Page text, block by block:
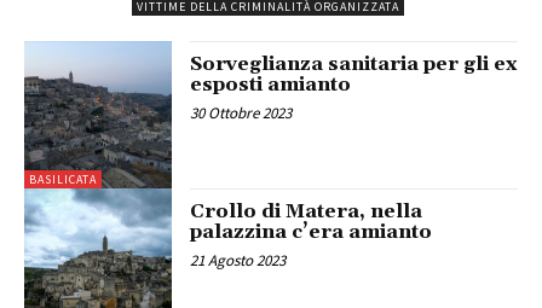
VITTIME DELLA CRIMINALITÀ ORGANIZZATA
BASILICATA
Sorveglianza sanitaria per gli ex
esposti amianto
30 Ottobre 2023
Crollo di Matera, nella
palazzina c’era amianto
21 Agosto 2023